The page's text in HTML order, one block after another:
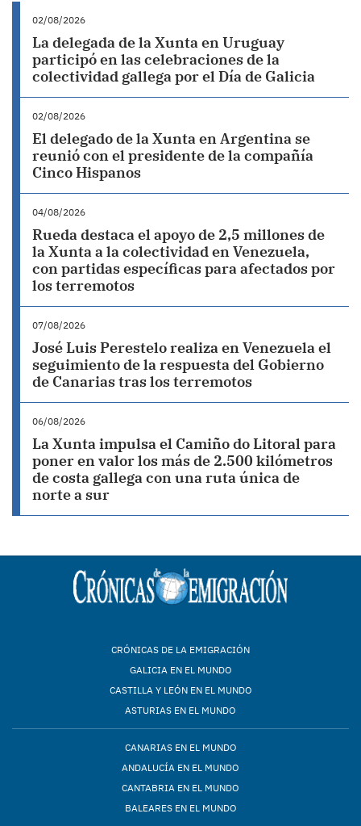
02/08/2026
La delegada de la Xunta en Uruguay
participó en las celebraciones de la
colectividad gallega por el Día de Galicia
02/08/2026
El delegado de la Xunta en Argentina se
reunió con el presidente de la compañía
Cinco Hispanos
04/08/2026
Rueda destaca el apoyo de 2,5 millones de
la Xunta a la colectividad en Venezuela,
con partidas específicas para afectados por
los terremotos
07/08/2026
José Luis Perestelo realiza en Venezuela el
seguimiento de la respuesta del Gobierno
de Canarias tras los terremotos
06/08/2026
La Xunta impulsa el Camiño do Litoral para
poner en valor los más de 2.500 kilómetros
de costa gallega con una ruta única de
norte a sur
CRÓNICAS DE LA EMIGRACIÓN
GALICIA EN EL MUNDO
CASTILLA Y LEÓN EN EL MUNDO
ASTURIAS EN EL MUNDO
CANARIAS EN EL MUNDO
ANDALUCÍA EN EL MUNDO
CANTABRIA EN EL MUNDO
BALEARES EN EL MUNDO